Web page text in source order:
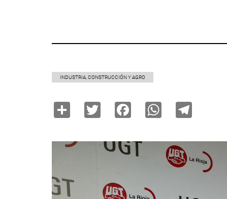
INDUSTRIA, CONSTRUCCIÓN Y AGRO
Share TwitterFacebookWhatsApp